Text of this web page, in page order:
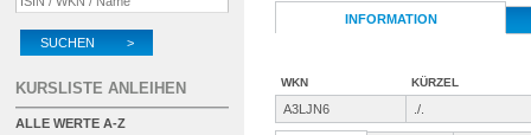
INFORMATION
WKN KÜRZEL
A3LJN6 ./.
SUCHEN >
KURSLISTE ANLEIHEN
ALLE WERTE A-Z